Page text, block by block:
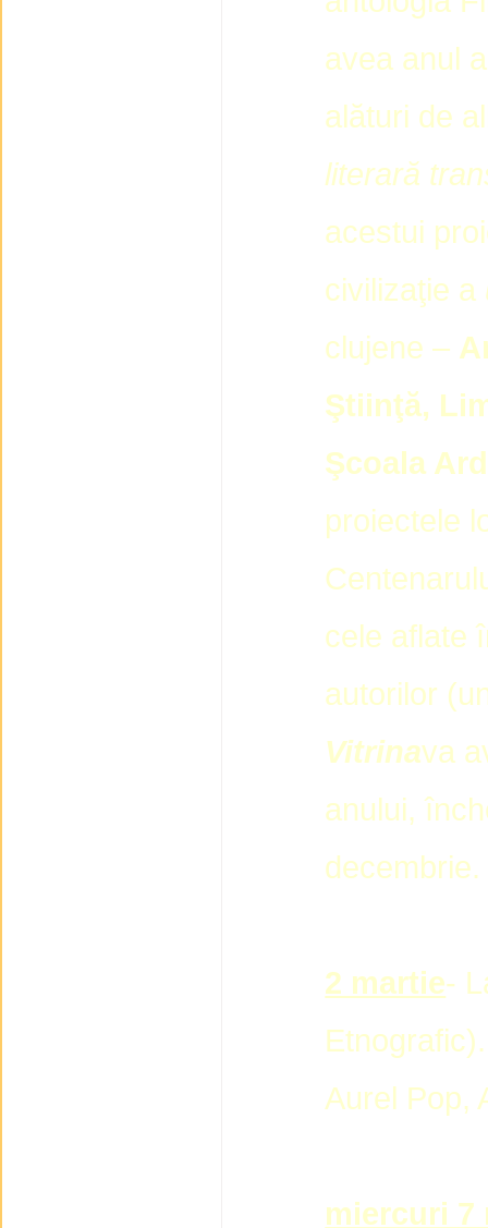
avea anul
alături de
literară
acestui
civilizaţie a
clujene –
Ştiinţă,
Şcoala
proiectele
cele aflate
autorilor
Vitrinava
anului,
decembrie.
2 martie-
Aurel Pop,
miercuri 7